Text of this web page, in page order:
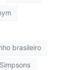
brasileiro
Simpsons